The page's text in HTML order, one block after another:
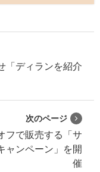
「ディランを紹介
次のページ
フで販売する「サ
ャンペーン」を開
催